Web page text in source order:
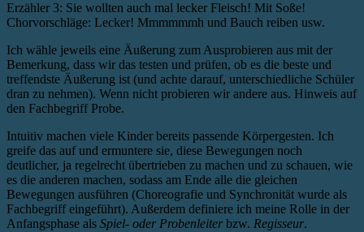
Erzähler 3: Sie wollten auch mal lecker Fleisch! Mit Soße!
Chorvorschläge: Lecker! Mmmmmmh und Bauch reiben usw.
Ich wähle jeweils eine Äußerung zum Ausprobieren aus mit der
Bemerkung, dass wir das testen und prüfen, ob es die beste und
treffendste Äußerung ist (und achte darauf, unterschiedliche Schüler
dran zu nehmen). Wenn nicht probieren wir andere aus. Hinweis auf
den Fachbegriff Probe.
Intuitiv machen viele Kinder bereits passende Körpergesten. Ich
greife das auf und ermuntere sie, diese Bewegungen noch
deutlicher, ja regelrecht übertrieben zu machen und zu schauen, wie
es die anderen machen, sodass am Ende alle die gleichen
Bewegungen ausführen (Choreografie und Synchronität wurde als
Fachbegriff eingeführt). Außerdem definiere ich meine Rolle in der
Anfangsphase als Spiel- oder Probenleiter bzw. Regisseur.